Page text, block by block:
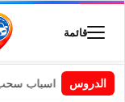
قائمة
الدروسالسويد | اسباب سحب